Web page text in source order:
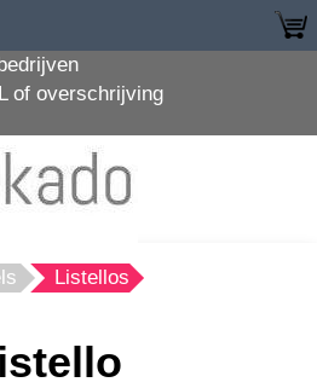
of overschrijving
Listellos